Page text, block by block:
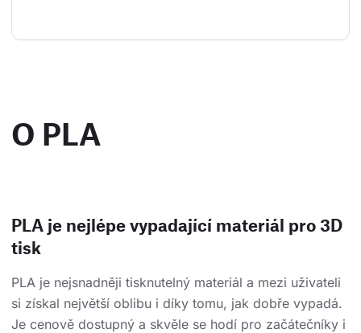
O PLA
PLA je nejlépe vypadající materiál pro 3D
tisk
PLA je nejsnadněji tisknutelný materiál a mezi uživateli
si získal největší oblibu i díky tomu, jak dobře vypadá.
Je cenově dostupný a skvěle se hodí pro začátečníky i